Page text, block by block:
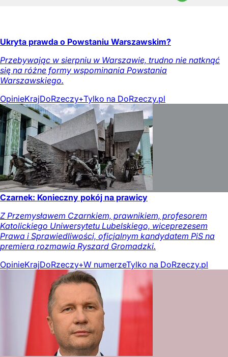
Ukryta prawda o Powstaniu Warszawskim?
Przebywając w sierpniu w Warszawie, trudno nie natknąć
się na różne formy wspominania Powstania
Warszawskiego.
OpinieKrajDoRzeczy+Tylko na DoRzeczy.pl
Czarnek: Konieczny pokój na prawicy
Z Przemysławem Czarnkiem, prawnikiem, profesorem
Katolickiego Uniwersytetu Lubelskiego, wiceprezesem
Prawa i Sprawiedliwości, oficjalnym kandydatem PiS na
premiera rozmawia Ryszard Gromadzki.
OpinieKrajDoRzeczy+W numerzeTylko na DoRzeczy.pl